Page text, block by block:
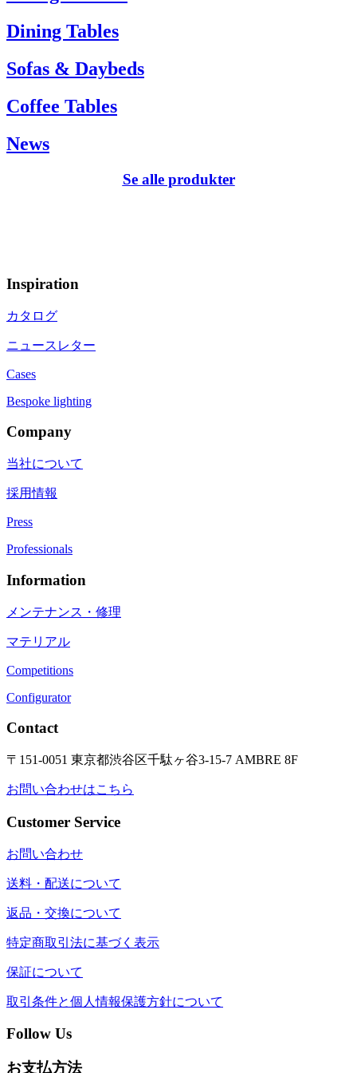
Dining Tables
Sofas & Daybeds
Coffee Tables
News
Se alle produkter
Inspiration
カタログ
ニュースレター
Cases
Bespoke lighting
Company
当社について
採用情報
Press
Professionals
Information
メンテナンス・修理
マテリアル
Competitions
Configurator
Contact
〒151-0051 東京都渋谷区千駄ヶ谷3-15-7 AMBRE 8F
お問い合わせはこちら
Customer Service
お問い合わせ
送料・配送について
返品・交換について
特定商取引法に基づく表示
保証について
取引条件と個人情報保護方針について
Follow Us
お支払方法